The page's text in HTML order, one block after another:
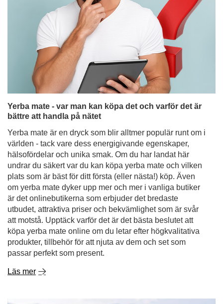
Yerba mate - var man kan köpa det och varför det är
bättre att handla på nätet
Yerba mate är en dryck som blir alltmer populär runt om i
världen - tack vare dess energigivande egenskaper,
hälsofördelar och unika smak. Om du har landat här
undrar du säkert var du kan köpa yerba mate och vilken
plats som är bäst för ditt första (eller nästa!) köp. Även
är det onlinebutikerna som erbjuder det bredaste
utbudet, attraktiva priser och bekvämlighet som är svår
att motstå. Upptäck varför det är det bästa beslutet att
köpa yerba mate online om du letar efter högkvalitativa
produkter, tillbehör för att njuta av dem och set som
passar perfekt som present.
Läs mer